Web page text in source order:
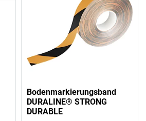
Bodenmarkierungsband
DURALINE® STRONG
DURABLE